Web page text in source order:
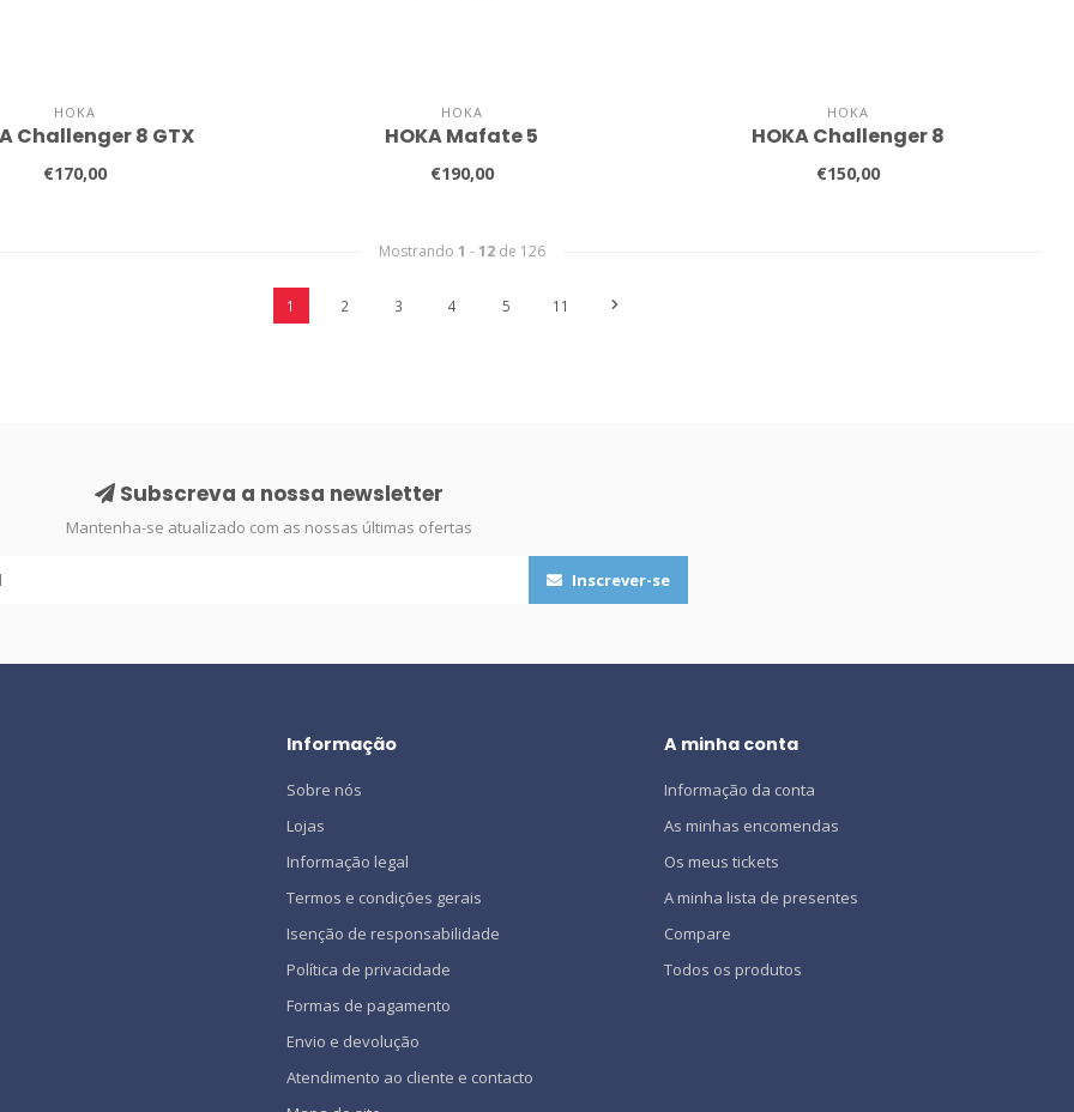
HOKA
Challenger 8 GTX
€170,00
HOKA
HOKA Mafate 5
€190,00
HOKA
HOKA Challenger 8
€150,00
Mostrando 1 - 12de 126
1 2 3 4 5 11
Subscreva a nossa newsletter
Mantenha-se atualizado com as nossas últimas ofertas
Inscrever-se
Informação
Sobre nós
Lojas
Informação legal
Termos e condições gerais
Isenção de responsabilidade
Política de privacidade
Formas de pagamento
Envio e devolução
Atendimento ao cliente e contacto
A minha conta
Informação da conta
As minhas encomendas
Os meus tickets
A minha lista de presentes
Compare
Todos os produtos